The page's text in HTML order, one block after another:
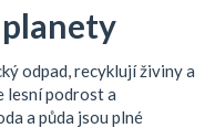
odpad, recyklují živiny a
lesní podrost a
a půda jsou plné